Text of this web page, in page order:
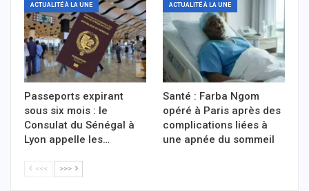
ACTUALITÉ À LA UNE
Passeports expirant
sous six mois : le
Consulat du Sénégal à
Lyon appelle les…
ACTUALITÉ À LA UNE
Santé : Farba Ngom
opéré à Paris après des
complications liées à
une apnée du sommeil
<<< >>>